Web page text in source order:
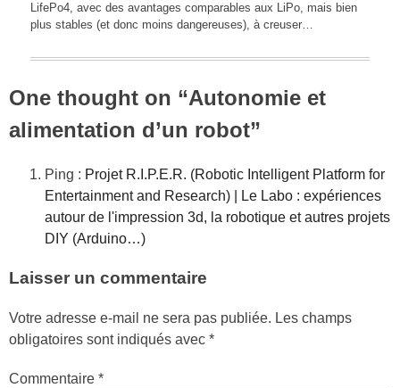
LifePo4, avec des avantages comparables aux LiPo, mais bien
plus stables (et donc moins dangereuses), à creuser…
One thought on “Autonomie et
alimentation d’un robot”
Ping : Projet R.I.P.E.R. (Robotic Intelligent Platform for
Entertainment and Research) | Le Labo : expériences
autour de l'impression 3d, la robotique et autres projets
DIY (Arduino…)
Laisser un commentaire
Votre adresse e-mail ne sera pas publiée. Les champs
obligatoires sont indiqués avec *
Commentaire *